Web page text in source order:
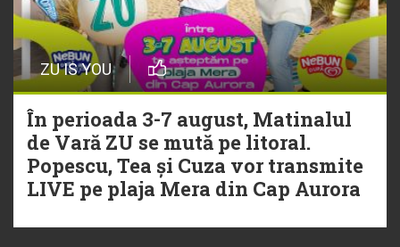
ZU IS YOU
În perioada 3-7 august, Matinalul
de Vară ZU se mută pe litoral.
Popescu, Tea și Cuza vor transmite
LIVE pe plaja Mera din Cap Aurora